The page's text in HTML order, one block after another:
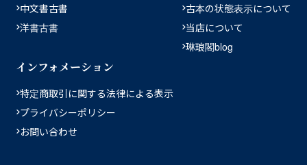
中文書古書
洋書古書
古本の状態表示について
当店について
琳琅閣blog
インフォメーション
特定商取引に関する法律による表示
プライバシーポリシー
お問い合わせ